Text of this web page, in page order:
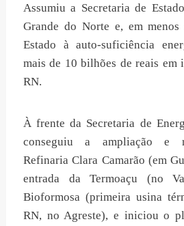
Assumiu a Secretaria de
Grande do Norte e, em
Estado à auto-suficiência
mais de 10 bilhões de reais em
RN.
À frente da Secretaria de
conseguiu a ampliação e
Refinaria Clara Camarão (em
entrada da Termoaçu (no
Bioformosa (primeira usina
RN, no Agreste), e iniciou o